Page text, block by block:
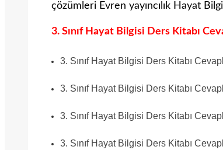
çözümleri Evren yayıncılık Hayat
3. Sınıf Hayat Bilgisi Ders Kitabı
3. Sınıf Hayat Bilgisi Ders Kitabı
3. Sınıf Hayat Bilgisi Ders Kitabı
3. Sınıf Hayat Bilgisi Ders Kitabı
3. Sınıf Hayat Bilgisi Ders Kitabı